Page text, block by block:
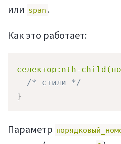
или span .
Как это работает:
селектор:nth-
/* стили */
}
Параметр